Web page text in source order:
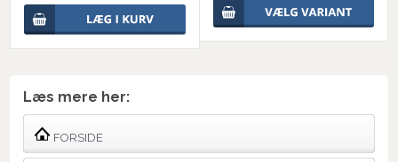
Læs mere her:
FORSIDE